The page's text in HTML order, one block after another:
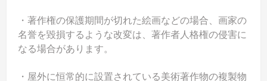
・著作権の保護期間が切れた絵画などの場合、画家の
名誉を毀損するような改変は、著作者人格権の侵害に
なる場合があります。
・屋外に恒常的に設置されている美術著作物の複製物